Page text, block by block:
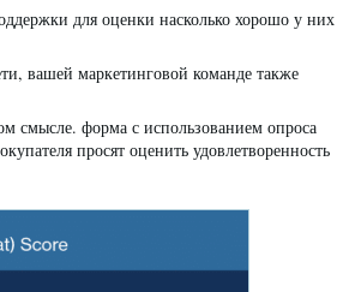
для оценки насколько хорошо у них
вашей маркетинговой команде также
смысле. форма с использованием опроса
просят оценить удовлетворенность